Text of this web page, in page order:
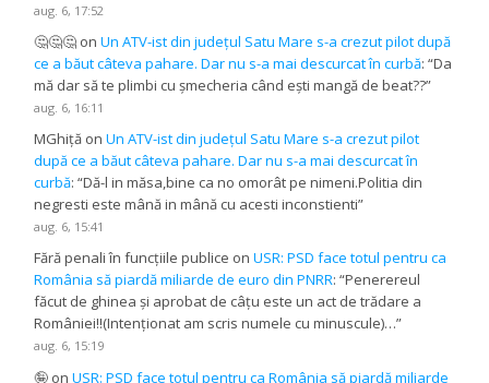
aug. 6, 17:52
🤔🤔🤔 onUn ATV-ist din județul Satu Mare s-a crezut pilot după
ce a băut câteva pahare. Dar nu s-a mai descurcat în curbă: “Da
mă dar să te plimbi cu șmecheria când ești mangă de beat??”
aug. 6, 16:11
MGhiță onUn ATV-ist din județul Satu Mare s-a crezut pilot
după ce a băut câteva pahare. Dar nu s-a mai descurcat în
curbă: “Dă-l in măsa,bine ca no omorât pe nimeni.Politia din
negresti este mână in mână cu acesti inconstienti”
aug. 6, 15:41
Fără penali în funcțiile publice onUSR: PSD face totul pentru ca
România să piardă miliarde de euro din PNRR: “Penerereul
făcut de ghinea și aprobat de câțu este un act de trădare a
României!!(Intenționat am scris numele cu minuscule)…”
aug. 6, 15:19
🤪 onUSR: PSD face totul pentru ca România să piardă miliarde